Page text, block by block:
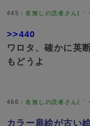
445 ：名無しの読者さん(｀
>>440
ワロタ、確かに英
もどうよ
466 ：名無しの読者さん(｀
カラー扉絵が古い